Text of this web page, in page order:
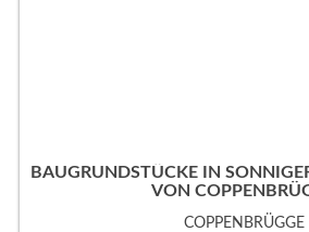
BAUGRUNDSTÜCKE IN
VON
COPPENBRÜGGE